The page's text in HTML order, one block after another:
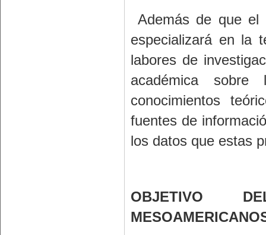
Además de que el
especializará en la
labores de
académica sobre
conocimientos
fuentes de
los datos que estas
OBJETIVO